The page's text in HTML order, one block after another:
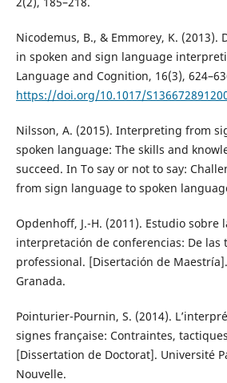
Nicodemus, B., & Emmorey, K. (2013).
in spoken and sign language
Language and Cognition, 16(3),
https://doi.org/10.1017/
Nilsson, A. (2015). Interpreting from
spoken language: The skills and
succeed. In To say or not to say:
from sign language to spoken
Opdenhoff, J.-H. (2011). Estudio sobre
interpretación de conferencias: De las
professional. [Disertación de
Granada.
Pointurier-Pournin, S. (2014).
signes française: Contraintes,
[Dissertation de Doctorat]. Université
Nouvelle.